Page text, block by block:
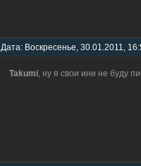
Дата: Воскресенье, 30.01.2011,
Takumi, ну я свои ини не буду